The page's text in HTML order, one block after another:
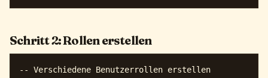
Schritt 2: Rollen erstellen
-- Verschiedene Benutzerrollen erstellen